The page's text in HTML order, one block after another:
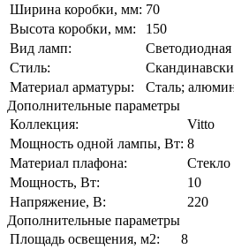
Ширина коробки, мм: 70
Высота коробки, мм:
150
Вид ламп:
Светодиодная
Стиль:
Материал арматуры:
Сталь;
Дополнительные параметры
Коллекция:
Vitto
Мощность одной лампы, Вт: 8
Материал плафона:
Стекло
Мощность, Вт:
10
Напряжение, В:
220
Дополнительные параметры
Площадь освещения, м2:
8